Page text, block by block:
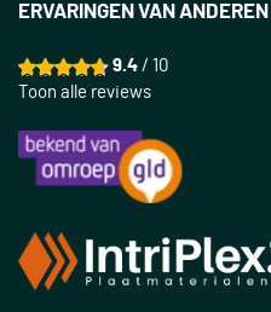
ERVARINGEN VAN ANDEREN
9.4/ 10
Toon alle reviews